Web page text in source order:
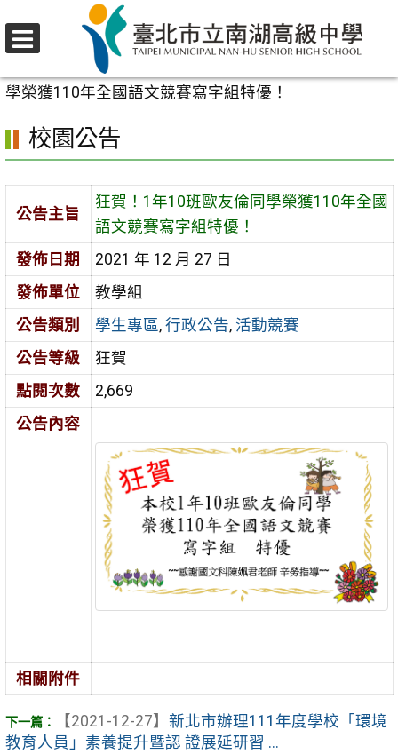
至
要
區
校園公告
學榮獲110年全國語文競賽寫字組特優！
校園公告
公告主旨
狂賀！1年10班歐友倫同學榮獲110年全國
語文競賽寫字組特優！
發佈日期
2021 年 12 月 27 日
發佈單位
教學組
公告類別
學生專區, 行政公告, 活動競賽
公告等級
狂賀
點閱次數
2,669
公告內容
相關附件
【2021-12-27】 新北市辦理111年度學校「環境
教育人員」素養提升暨認 證展延研習 ...
選
單